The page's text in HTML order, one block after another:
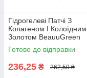
Гідрогелеві Патчі З
Колагеном І Колоїдним
Золотом BeauuGreen
Collagen & Gold
Patch
Готово до відправки
236,25 ₴ 262,50 ₴